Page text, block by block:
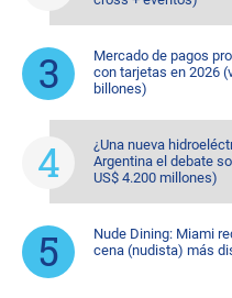
Mercado de pagos
con tarjetas en 2026
billones)
¿Una nueva
Argentina el debate
US$ 4.200 millones)
Nude Dining: Miami
cena (nudista) más